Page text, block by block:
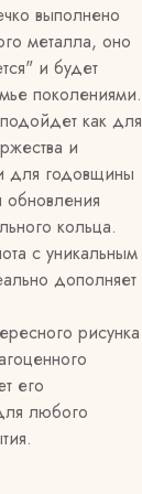
выполнено
металла, оно
и будет
поколениями.
как для
и
для годовщины
кольца.
с уникальным
дополняет
рисунка
его
любого